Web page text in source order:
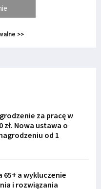
>>
za pracę w
zł. Nowa ustawa o
od 1
65+ a wykluczenie
i rozwiązania